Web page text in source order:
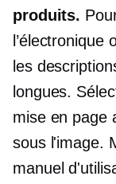
produits.
les
longues.
mise en page
sous l'image.
manuel